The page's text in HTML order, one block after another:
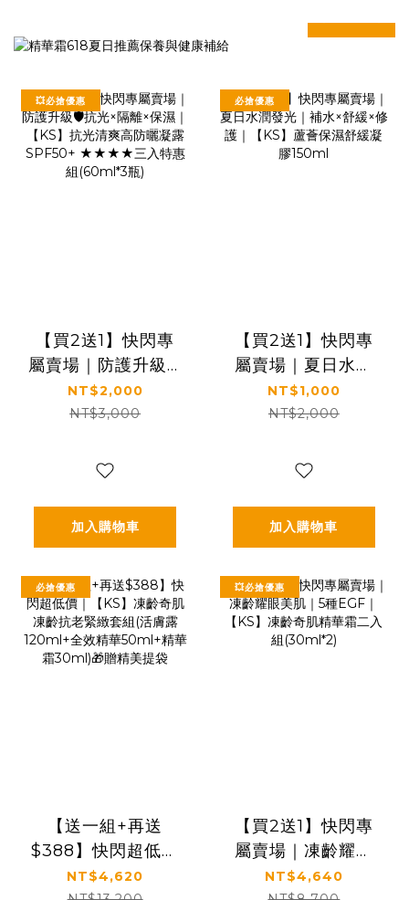
prev next
💥必搶優惠
【買2送1】快閃專
屬賣場｜防護升級🛡️
抗光×隔離×保濕｜
【KS】抗光清爽高
★★★★三入特惠
NT$2,000
NT$3,000
加入購物車
必搶優惠
【買2送1】快閃專
屬賣場｜夏日水潤
發光｜補水×舒緩×
修護｜【KS】蘆薈
150ml
NT$1,000
NT$2,000
加入購物車
必搶優惠
【送一組+再送
$388】快閃超低價
｜【KS】凍齡奇肌
NT$4,620
💥必搶優惠
【買2送1】快閃專
屬賣場｜凍齡耀眼
美肌｜5種EGF｜
NT$4,640